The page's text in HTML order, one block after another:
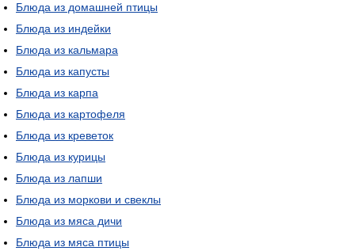
Блюда из домашней птицы
Блюда из индейки
Блюда из кальмара
Блюда из капусты
Блюда из карпа
Блюда из картофеля
Блюда из креветок
Блюда из курицы
Блюда из лапши
Блюда из моркови и свеклы
Блюда из мяса дичи
Блюда из мяса птицы